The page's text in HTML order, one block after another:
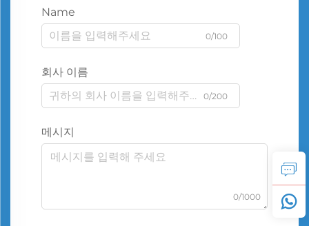
Name
0/100
회사 이름
0/200
메시지
0/1000